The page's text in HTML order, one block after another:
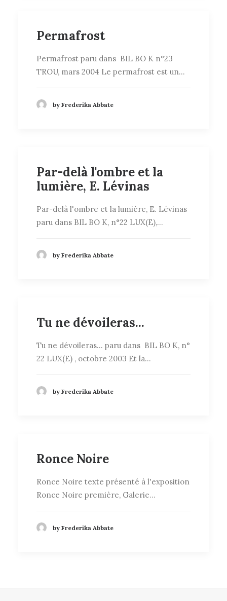
Permafrost
Permafrost paru dans BIL BO K n°23
TROU, mars 2004 Le permafrost est un…
by Frederika Abbate
Par-delà l'ombre et la
lumière, E. Lévinas
Par-delà l'ombre et la lumière, E. Lévinas
paru dans BIL BO K, n°22 LUX(E),…
by Frederika Abbate
Tu ne dévoileras...
Tu ne dévoileras... paru dans BIL BO K, n°
22 LUX(E) , octobre 2003 Et la…
by Frederika Abbate
Ronce Noire
Ronce Noire texte présenté à l'exposition
Ronce Noire première, Galerie…
by Frederika Abbate